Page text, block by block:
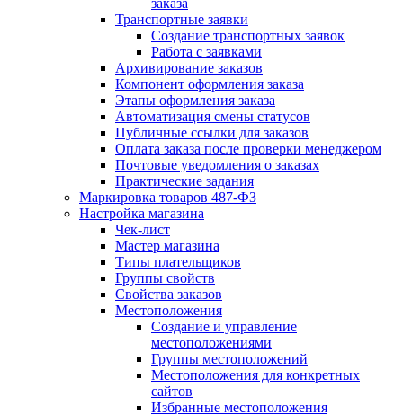
заказа
Транспортные заявки
Создание транспортных заявок
Работа с заявками
Архивирование заказов
Компонент оформления заказа
Этапы оформления заказа
Автоматизация смены статусов
Публичные ссылки для заказов
Оплата заказа после проверки менеджером
Почтовые уведомления о заказах
Практические задания
Маркировка товаров 487-ФЗ
Настройка магазина
Чек-лист
Мастер магазина
Типы плательщиков
Группы свойств
Свойства заказов
Местоположения
Создание и управление
местоположениями
Группы местоположений
Местоположения для конкретных
сайтов
Избранные местоположения